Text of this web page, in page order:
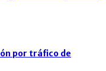
por tráfico de